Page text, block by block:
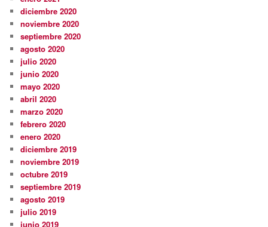
diciembre 2020
noviembre 2020
septiembre 2020
agosto 2020
julio 2020
junio 2020
mayo 2020
abril 2020
marzo 2020
febrero 2020
enero 2020
diciembre 2019
noviembre 2019
octubre 2019
septiembre 2019
agosto 2019
julio 2019
junio 2019